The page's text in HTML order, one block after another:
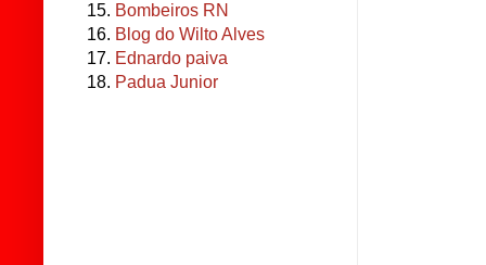
15. Bombeiros RN
16. Blog do Wilto Alves
17. Ednardo paiva
18. Padua Junior